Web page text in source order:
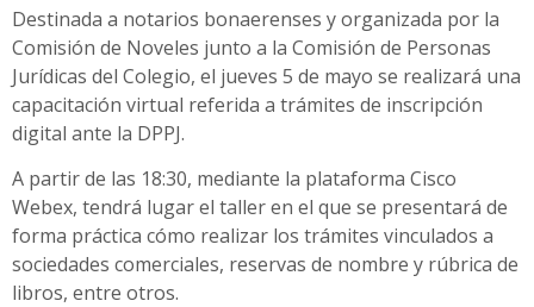
Destinada a notarios bonaerenses y organizada por la
Comisión de Noveles junto a la Comisión de Personas
Jurídicas del Colegio, el jueves 5 de mayo se realizará una
capacitación virtual referida a trámites de inscripción
digital ante la DPPJ.
A partir de las 18:30, mediante la plataforma Cisco
Webex, tendrá lugar el taller en el que se presentará de
forma práctica cómo realizar los trámites vinculados a
sociedades comerciales, reservas de nombre y rúbrica de
libros, entre otros.